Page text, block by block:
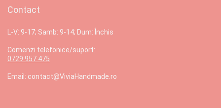
Contact
L-V: 9-17; Samb: 9-14; Dum: Închis
Comenzi telefonice/suport:
0729 957 475
Email: contact@ViviaHandmade.ro